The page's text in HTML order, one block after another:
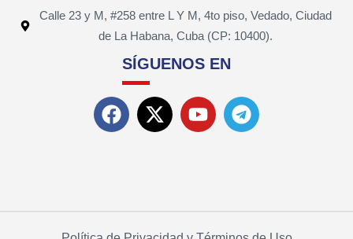
Calle 23 y M, #258 entre L Y M, 4to piso, Vedado, Ciudad
de La Habana, Cuba (CP: 10400).
SÍGUENOS EN